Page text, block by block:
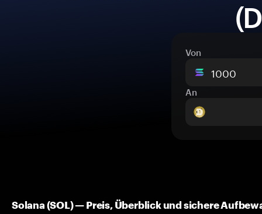
Von
An
Solana (SOL) — Preis, Überblick und sichere